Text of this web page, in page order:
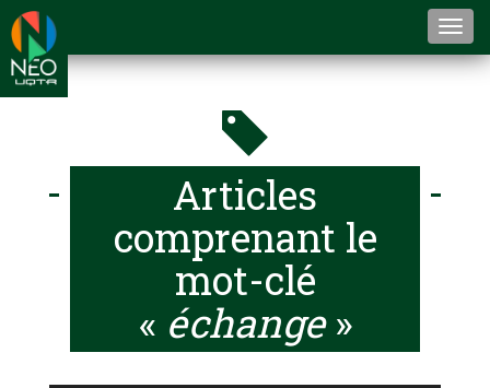
Articles
comprenant le
mot-clé
« échange»